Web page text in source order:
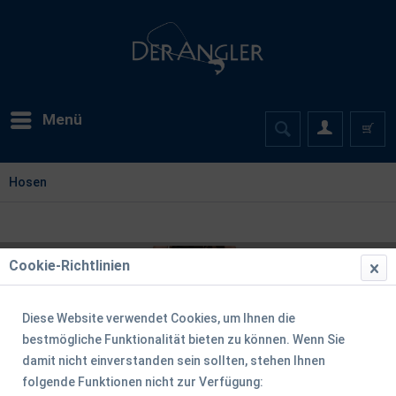
Menü
Hosen
Cookie-Richtlinien
Diese Website verwendet Cookies, um Ihnen die
bestmögliche Funktionalität bieten zu können. Wenn Sie
damit nicht einverstanden sein sollten, stehen Ihnen
folgende Funktionen nicht zur Verfügung: